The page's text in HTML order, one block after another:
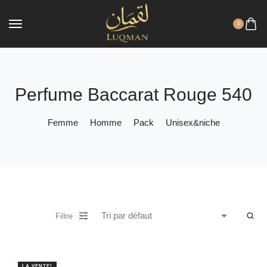
0
Perfume Baccarat Rouge 540
Femme Homme Pack Unisex&niche
Filtre